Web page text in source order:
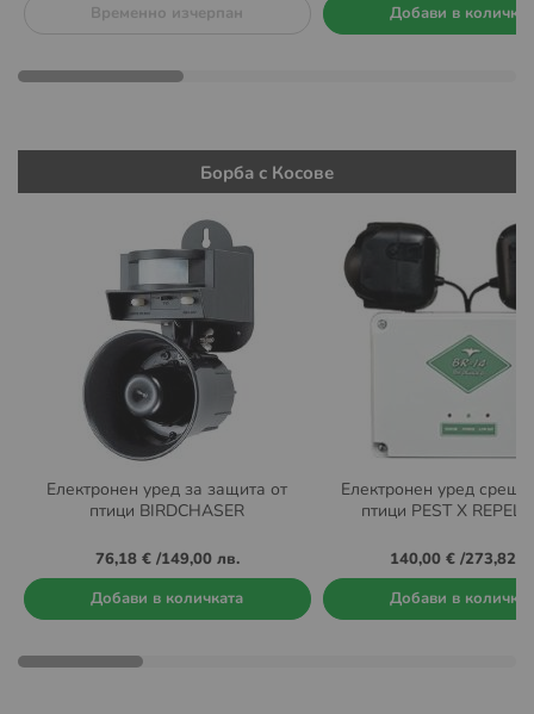
Временно изчерпан
Добави в
Борба с Косове
Електронен уред за защита от
птици BIRDCHASER
76,18 €/149,00 лв.
Добави в количката
Електронен уред
птици PEST X REPEL
140,00 €/273,82
Добави в